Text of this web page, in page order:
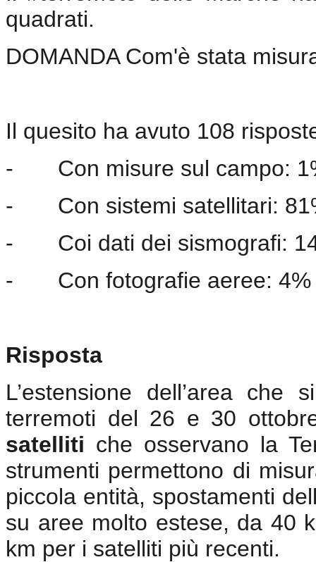
quadrati.
DOMANDA Com'è stata
Il quesito ha avuto 108
-
Con misure sul campo:
-
Con sistemi satellitari:
-
Coi dati dei sismografi:
-
Con fotografie aeree: 4%
Risposta
L’estensione dell’area
terremoti del 26 e 30
satelliti che osservano la
strumenti permettono di
piccola entità, spostamenti
su aree molto estese, da 40
km per i satelliti più recenti.